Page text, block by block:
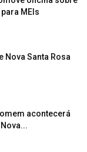
MEIs
Nova Santa Rosa
acontecerá